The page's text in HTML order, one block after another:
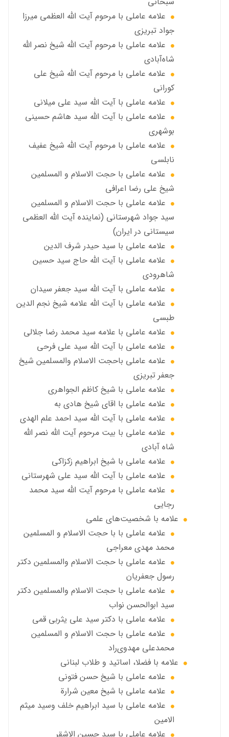
علامه عاملی با مرحوم آيت الله العظمى ميرزا
جواد تبريزي
علامه عاملی با مرحوم آيت الله شيخ نصر الله
شاه‌آبادي
علامه عاملی با مرحوم آيت الله شيخ علي
كوراني
علامه عاملی با آیت الله سيد علي ميلاني
علامه عاملی با آيت الله سید هاشم حسینی
بوشهری
علامه عاملی با مرحوم آيت الله شيخ عفيف
نابلسي
علامه عاملي با حجت الاسلام و المسلمین
شیخ علی رضا اعرافی
علامه عاملي با حجت الاسلام و المسلمین
سید جواد شهرستانی (نماینده آیت الله العظمى
سیستانی در ایران)
علامه عاملي با سيد حیدر شرف الدين
علامه عاملي با آیت‌ الله حاج سید حسین
شاهرودی
علامه عاملي با آیت الله سید جعفر سيدان
علامه عاملي با آیت الله علامه شيخ نجم الدين
طبسي
علامه عاملي با علامه سيد محمد رضا جلالي
علامه عاملي با آيت الله سید علی فرحی
علامه عاملي باحجت الاسلام والمسلمين شیخ
جعفر تبریزی
علامه عاملی با شيخ كاظم الجواهري
علامه عاملي با اقای شیخ هادی به
علامه عاملي با آیت الله سید احمد علم الهدی
علامه عاملي با بيت مرحوم آيت الله نصر الله
شاه آبادی
علامه عاملي با شیخ ابراهیم زکزاکی
علامه عاملي با آيت الله سید علی شهرستانی
علامه عاملي با مرحوم آیت الله سید محمد
رجایی
علامه با شخصیت‌های علمی
علامه عاملي با با حجت الاسلام و المسلمین
محمد مهدی معراجی
علامه عاملي با حجت الاسلام والمسلمين دکتر
رسول جعفریان
علامه عاملي با حجت الاسلام والمسلمين دکتر
سید ابوالحسن نواب
علامه عاملي با دكتر سيد علي يثربي قمي
علامه عاملي با حجت الاسلام و المسلمین
محمدعلی مهدوی‌راد
علامه با فضلا، اساتید و طلاب لبنانی
علامه عاملي با شيخ حسن فتوني
علامه عاملي با شيخ معين شرارة
علامه عاملي با سید ابراهیم خلف وسید میثم
الامين
علامه عاملي با سيد حسين الاشقر